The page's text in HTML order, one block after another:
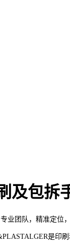
及包拆
团队，精准定位，
是印刷